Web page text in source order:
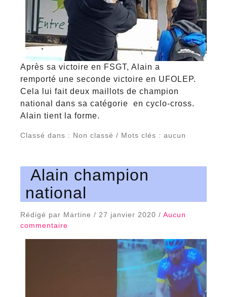
Après sa victoire en FSGT, Alain a
remporté une seconde victoire en UFOLEP.
Cela lui fait deux maillots de champion
national dans sa catégorie en cyclo-cross.
Alain tient la forme.
Classé dans : Non classé / Mots clés : aucun
Alain champion
national
Rédigé par Martine / 27 janvier 2020 / Aucun
commentaire